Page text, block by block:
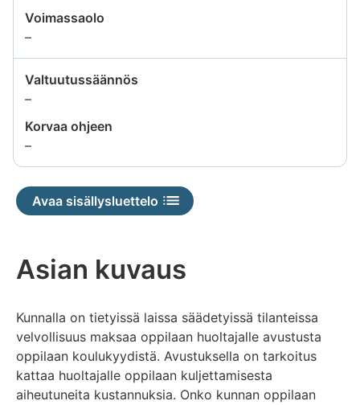
Voimassaolo
–Tietoa
ei
saatavilla
Valtuutussäännös
–Tietoa
saatavilla
Korvaa ohjeen
–Tietoa
ei
saatavilla
Avaa sisällysluettelo
Asian kuvaus
Kunnalla on tietyissä laissa säädetyissä tilanteissa
velvollisuus maksaa oppilaan huoltajalle avustusta
oppilaan koulukyydistä. Avustuksella on tarkoitus
kattaa huoltajalle oppilaan kuljettamisesta
aiheutuneita kustannuksia. Onko kunnan oppilaan